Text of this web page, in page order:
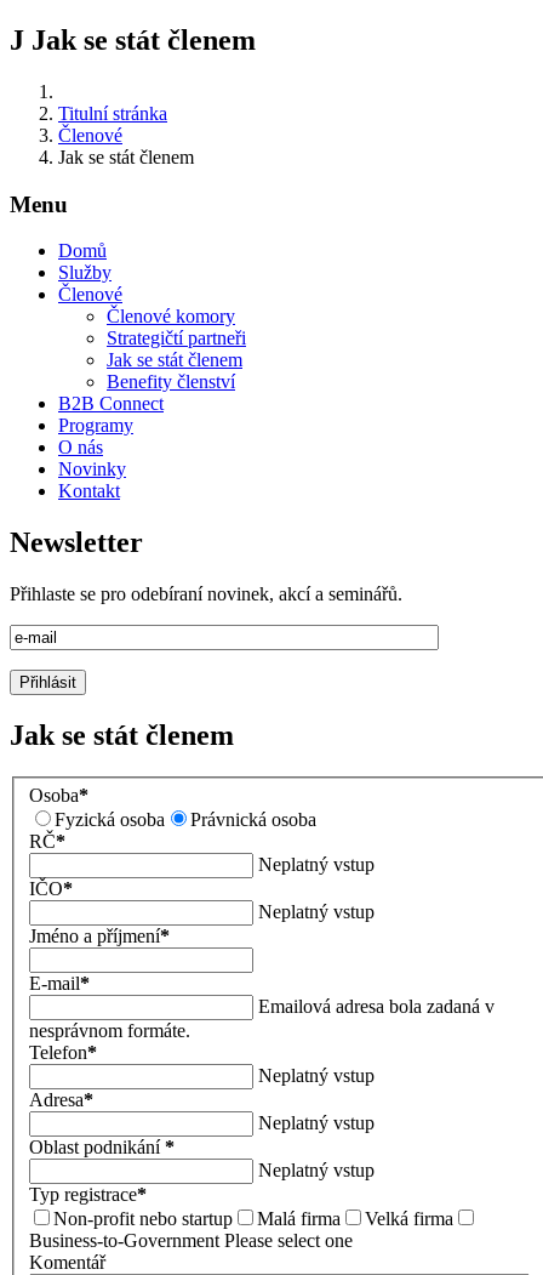
J Jak se stát členem
Titulní stránka
Členové
Jak se stát členem
Menu
Domů
Služby
Členové
Členové komory
Strategičtí partneři
Jak se stát členem
Benefity členství
B2B Connect
Programy
O nás
Novinky
Kontakt
Newsletter
Přihlaste se pro odebíraní novinek, akcí a seminářů.
Jak se stát členem
Osoba*
Fyzická osoba
Právnická osoba
RČ*
Neplatný vstup
IČO*
Neplatný vstup
Jméno a příjmení*
E-mail*
Emailová adresa bola zadaná v
nesprávnom formáte.
Telefon*
Neplatný vstup
Adresa*
Neplatný vstup
Oblast podnikání *
Neplatný vstup
Typ registrace*
Non-profit nebo startup
Malá firma
Velká firma
Business-to-Government Please select one
Komentář